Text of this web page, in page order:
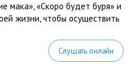
мака», «Скоро будет буря» и
жизни, чтобы осуществить
Слушать онлайн